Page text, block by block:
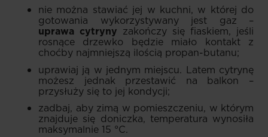
nie można stawiać jej w kuchni, w której do
gotowania wykorzystywany jest gaz –
uprawa cytryny zakończy się fiaskiem, jeśli
rosnące drzewko będzie miało kontakt z
choćby najmniejszą ilością propan-butanu;
uprawiaj ją w jednym miejscu. Latem cytrynę
możesz jednak przestawić na balkon –
przysłuży się to jej kondycji;
zadbaj, aby zimą w pomieszczeniu, w którym
znajduje się doniczka, temperatura wynosiła
maksymalnie 15 °C.